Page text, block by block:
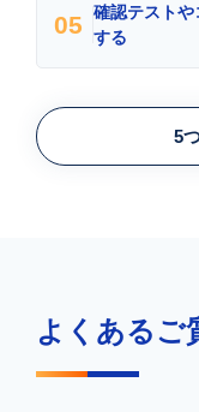
05
確認テスト
する
5
よくあるご